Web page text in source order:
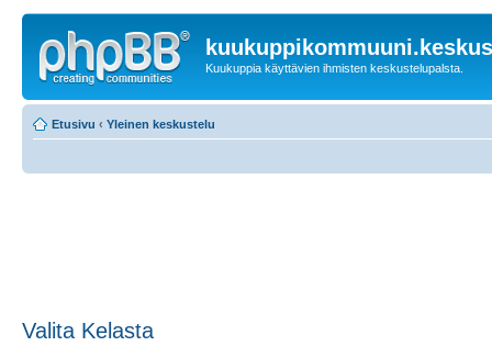
Kuukuppia käyttävien ihmisten keskustelupalsta.
Etusivu ‹ Yleinen keskustelu
Valita Kelasta